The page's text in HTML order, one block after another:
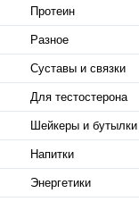
Протеин
Разное
Суставы и связки
Для тестостерона
Шейкеры и бутылки
Напитки
Энергетики